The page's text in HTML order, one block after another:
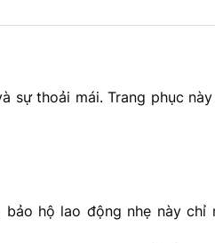
thoải mái. Trang phục
hộ lao động nhẹ này chỉ